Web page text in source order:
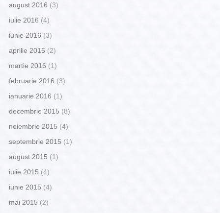
august 2016 (3)
iulie 2016 (4)
iunie 2016 (3)
aprilie 2016 (2)
martie 2016 (1)
februarie 2016 (3)
ianuarie 2016 (1)
decembrie 2015 (8)
noiembrie 2015 (4)
septembrie 2015 (1)
august 2015 (1)
iulie 2015 (4)
iunie 2015 (4)
mai 2015 (2)